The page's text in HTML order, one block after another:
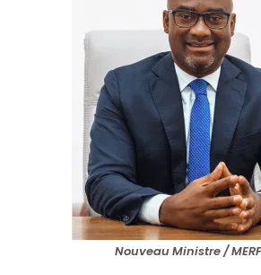
Nouveau Ministre /